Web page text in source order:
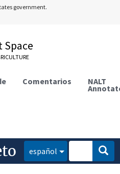
government.
Space
Comentarios NALT
español